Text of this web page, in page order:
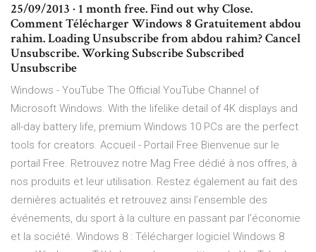
25/09/2013 · 1 month free. Find out why Close.
Comment Télécharger Windows 8 Gratuitement abdou
rahim. Loading Unsubscribe from abdou rahim? Cancel
Unsubscribe. Working Subscribe Subscribed
Unsubscribe
Windows - YouTube The Official YouTube Channel of
Microsoft Windows. With the lifelike detail of 4K displays and
all-day battery life, premium Windows 10 PCs are the perfect
tools for creators. Accueil - Portail Free Bienvenue sur le
portail Free. Retrouvez notre Mag Free dédié à nos offres, à
nos produits et leur utilisation. Restez également au fait des
dernières actualités et retrouvez ainsi l’ensemble des
événements, du sport à la culture en passant par l’économie
et la société. Windows 8 : Télécharger logiciel Windows 8